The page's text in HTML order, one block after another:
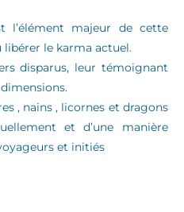
l’élément majeur de cette
le karma actuel.
disparus, leur témoignant
, nains , licornes et dragons
et d’une manière
et initiés